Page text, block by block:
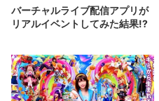
バーチャルライブ配信アプリが
リアルイベントしてみた結果!?